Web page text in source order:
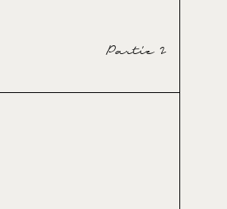
Partie 2